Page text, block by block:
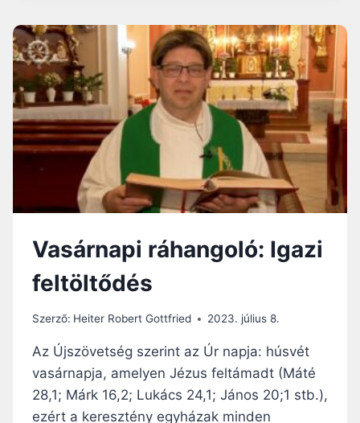
R
P
I
R
Á
H
A
N
G
O
Ó
A
M
A
V
T
Ő
É
Vasárnapi ráhangoló: Igazi
feltöltődés
Szerző: Heiter Robert Gottfried 2023. július 8.
Az Újszövetség szerint az Úr napja: húsvét
vasárnapja, amelyen Jézus feltámadt (Máté
28,1; Márk 16,2; Lukács 24,1; János 20;1 stb.),
ezért a keresztény egyházak minden